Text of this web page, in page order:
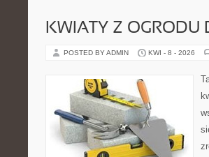
KWIATY Z OGRODU
POSTED BY ADMIN KWI - 8 - 2026